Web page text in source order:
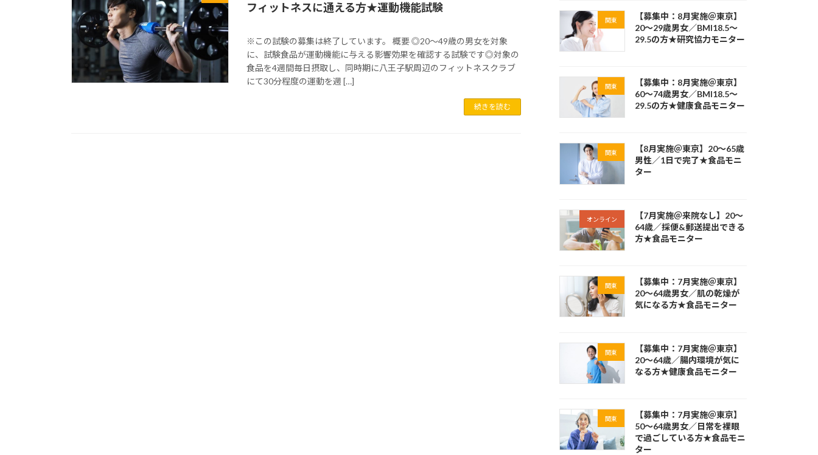
フィットネスに通える方★運動機能試験
※この試験の募集は終了しています。 概要 ◎20～49歳の男女を対象
に、試験食品が運動機能に与える影響効果を確認する試験です◎対象の
食品を4週間毎日摂取し、同時期に八王子駅周辺のフィットネスクラブ
にて30分程度の運動を週 […]
続きを読む
関東
【募集中：8月実施＠東京】
20～29歳男女／BMI18.5～
29.5の方★研究協力モニター
関東
【募集中：8月実施＠東京】
60～74歳男女／BMI18.5～
29.5の方★健康食品モニター
関東
【8月実施＠東京】20～65歳
男性／1日で完了★食品モニ
ター
オンライン
【7月実施＠来院なし】20～
64歳／採便&郵送提出できる
方★食品モニター
関東
【募集中：7月実施＠東京】
20～64歳男女／肌の乾燥が
気になる方★食品モニター
関東
【募集中：7月実施＠東京】
20～64歳／腸内環境が気に
なる方★健康食品モニター
関東
【募集中：7月実施＠東京】
50～64歳男女／日常を裸眼
で過ごしている方★食品モニ
ター